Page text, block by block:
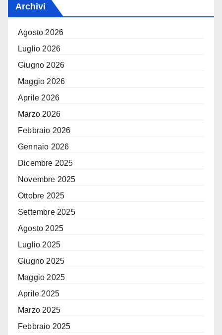
Archivi
Agosto 2026
Luglio 2026
Giugno 2026
Maggio 2026
Aprile 2026
Marzo 2026
Febbraio 2026
Gennaio 2026
Dicembre 2025
Novembre 2025
Ottobre 2025
Settembre 2025
Agosto 2025
Luglio 2025
Giugno 2025
Maggio 2025
Aprile 2025
Marzo 2025
Febbraio 2025